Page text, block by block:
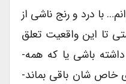
با درد و رنج ناشی از
تا این واقعیت تعلق
باشی یا که همه-
خاص شان باقی بماند-